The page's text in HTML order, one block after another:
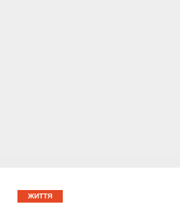
ЖИТТЯ